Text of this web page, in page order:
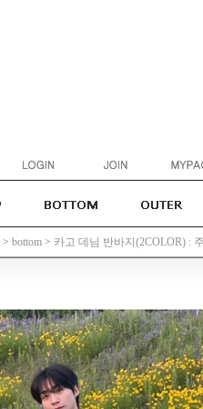
> bottom > 카고 데님 반바지(2COLOR) :